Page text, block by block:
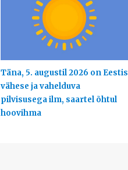
Täna, 5. augustil 2026 on Eestis
vähese ja vahelduva
pilvisusega ilm, saartel õhtul
hoovihma